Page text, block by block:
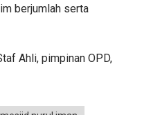
berjumlah serta
Ahli, pimpinan OPD,